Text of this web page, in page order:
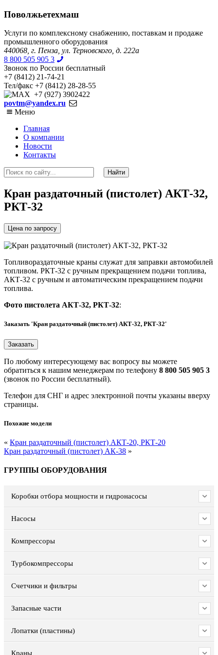
Поволжьетехмаш
Услуги по комплексному снабжению, поставкам и продаже
промышленного оборудования
440068, г. Пенза, ул. Терновского, д. 222а
8 800 505 905 3
Звонок по России бесплатный
+7 (8412) 21-74-21
Тел/факс +7 (8412) 28-28-55
+7 (927) 3902422
povtm@yandex.ru
Меню
Главная
О компании
Новости
Контакты
Кран раздаточный (пистолет) АКТ-32,
РКТ-32
Цена по запросу
Топливораздаточные краны служат для заправки автомобилей
топливом. РКТ-32 с ручным прекращением подачи топлива,
АКТ-32 с ручным и автоматическим прекращением подачи
топлива.
Фото пистолета АКТ-32, РКТ-32:
Заказать 'Кран раздаточный (пистолет) АКТ-32, РКТ-32'
По любому интересующему вас вопросу вы можете
обратиться к нашим менеджерам по телефону 8 800 505 905 3
(звонок по России бесплатный).
Телефон для СНГ и адрес электронной почты указаны вверху
страницы.
Похожие модели
« Кран раздаточный (пистолет) АКТ-20, РКТ-20
Кран раздаточный (пистолет) АК-38 »
ГРУППЫ ОБОРУДОВАНИЯ
Коробки отбора мощности и гидронасосы
Насосы
Компрессоры
Турбокомпрессоры
Счетчики и фильтры
Запасные части
Лопатки (пластины)
Краны